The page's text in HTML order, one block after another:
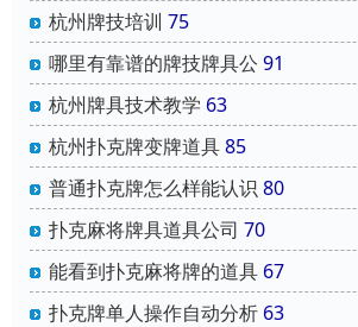
杭州牌技培训 75
哪里有靠谱的牌技牌具公 91
杭州牌具技术教学 63
杭州扑克牌变牌道具85
普通扑克牌怎么样能认识 80
扑克麻将牌具道具公司 70
能看到扑克麻将牌的道具 67
扑克牌单人操作自动分析 63